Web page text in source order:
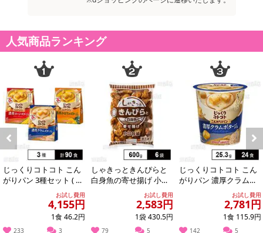
人気商品ランキング
Previous
じっくりコトコト こん
がりパン 3種セット ( 濃
厚コーンポタージュ /
お試し費用
4,155円
1食 46.2円
233 3
しゃきっときんぴらと
白身魚の寄せ揚げ 小口
お試し費用
2,583円
1袋 430.5円
79 5
じっくりコトコト こん
がりパン 濃厚クラムポ
タージュ カップ 25.3g
お試し費用
2,781円
1食 115.9円
142 5
Next